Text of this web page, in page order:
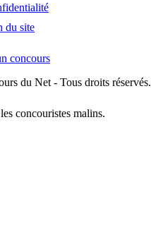
du site
concours
du Net - Tous droits réservés.
concouristes malins.